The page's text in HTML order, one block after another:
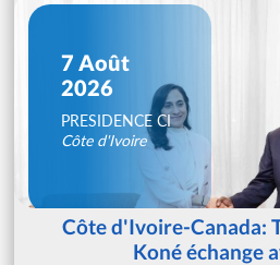
7 Août
2026
PRESIDENCE CI
Côte d'Ivoire
Côte d'Ivoire-Canada:
Koné échange